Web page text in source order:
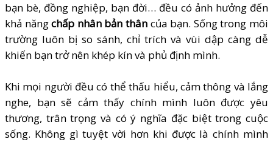
bạn bè, đồng nghiệp, bạn đời… đều có ảnh hưởng đến
khả năngchấp nhân bản thân của bạn. Sống trong môi
trường luôn bị so sánh, chỉ trích và vùi dập càng dễ
khiến bạn trở nên khép kín và phủ định mình.
Khi mọi người đều có thể thấu hiểu, cảm thông và lắng
nghe, bạn sẽ cảm thấy chính mình luôn được yêu
thương, trân trọng và có ý nghĩa đặc biệt trong cuộc
sống. Không gì tuyệt vời hơn khi được là chính mình